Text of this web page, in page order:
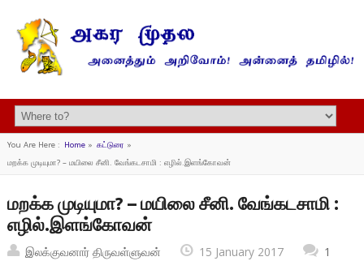
You Are Here : Home» கட்டுரை »
மறக்க முடியுமா? – மயிலை சீனி. வேங்கடசாமி : எழில்.இளங்கோவன்
மறக்க முடியுமா? – மயிலை சீனி. வேங்கடசாமி :
எழில்.இளங்கோவன்
இலக்குவனார் திருவள்ளுவன் 15 January 2017
1